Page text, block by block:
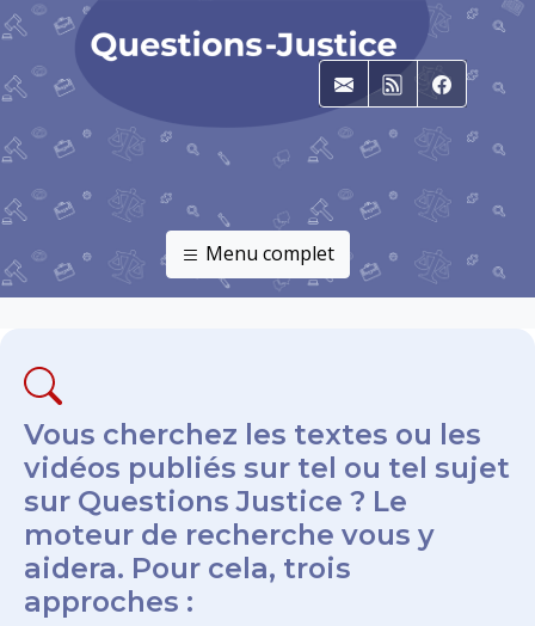
E-mailRSS
Menu complet
Vous cherchez les textes ou les
vidéos publiés sur tel ou tel sujet
sur Questions Justice ? Le
moteur de recherche vous y
aidera. Pour cela, trois
approches :